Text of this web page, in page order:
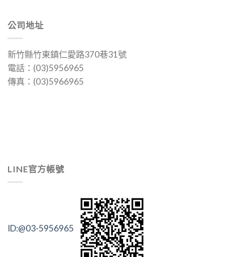
公司地址
新竹縣竹東鎮仁愛路370巷31號
電話：(03)5956965
傳真：(03)5966965
LINE官方帳號
ID:@03-5956965